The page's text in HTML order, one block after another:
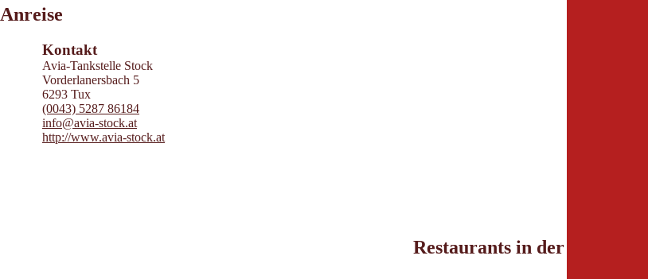
Anreise
Leaflet ©
OpenStreetMap contributors 2026
Kontakt
Avia-Tankstelle Stock
Vorderlanersbach 5
6293 Tux
(0043) 5287 86184
info@avia-stock.at
http://www.avia-stock.at
Restaurants in der Umgebung